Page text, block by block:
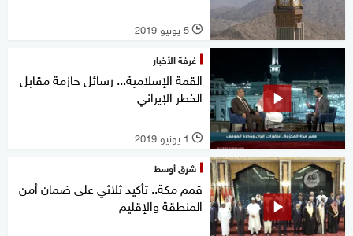
l 5 يونيو 2019
غرفة الأخبار
القمة الإسلامية... رسائل حازمة مقابل
الخطر الإيراني
l 1 يونيو 2019
شرق أوسط
قمم مكة.. تأكيد ثلاثي على ضمان أمن
المنطقة والإقليم